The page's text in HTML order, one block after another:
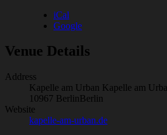
iCal
Google
Venue Details
Address
Kapelle am Urban Kapelle am
10967 BerlinBerlin
Website
kapelle-am-urban.de